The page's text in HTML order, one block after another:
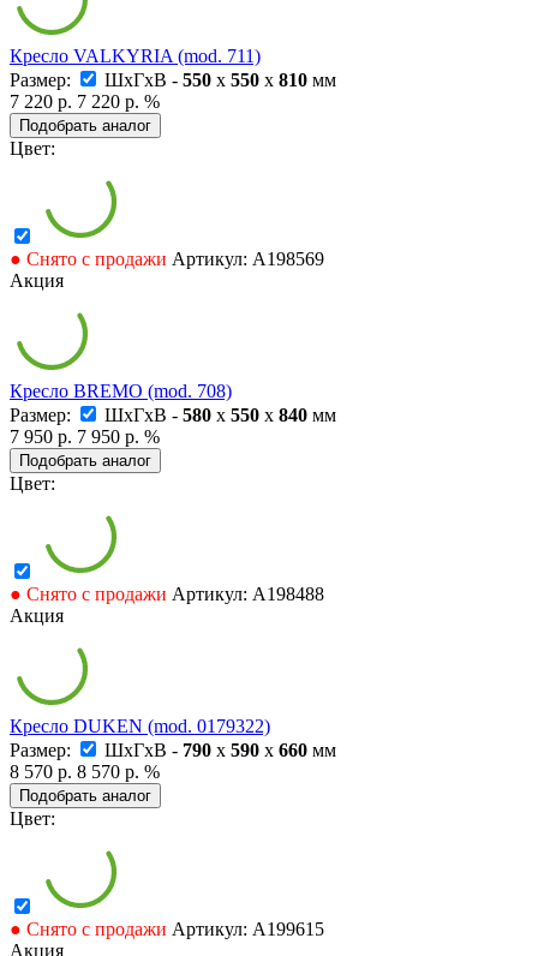
Кресло VALKYRIA (mod. 711)
Размер:
ШxГxВ - 550 x 550 x 810 мм
7 220 р. 7 220 р. %
Подобрать аналог
Цвет:
● Снято с продажи Артикул: А198569
Акция
Кресло BREMO (mod. 708)
Размер:
ШxГxВ - 580 x 550 x 840 мм
7 950 р. 7 950 р. %
Подобрать аналог
Цвет:
● Снято с продажи Артикул: А198488
Акция
Кресло DUKEN (mod. 0179322)
Размер:
ШxГxВ - 790 x 590 x 660 мм
8 570 р. 8 570 р. %
Подобрать аналог
Цвет:
● Снято с продажи Артикул: А199615
Акция